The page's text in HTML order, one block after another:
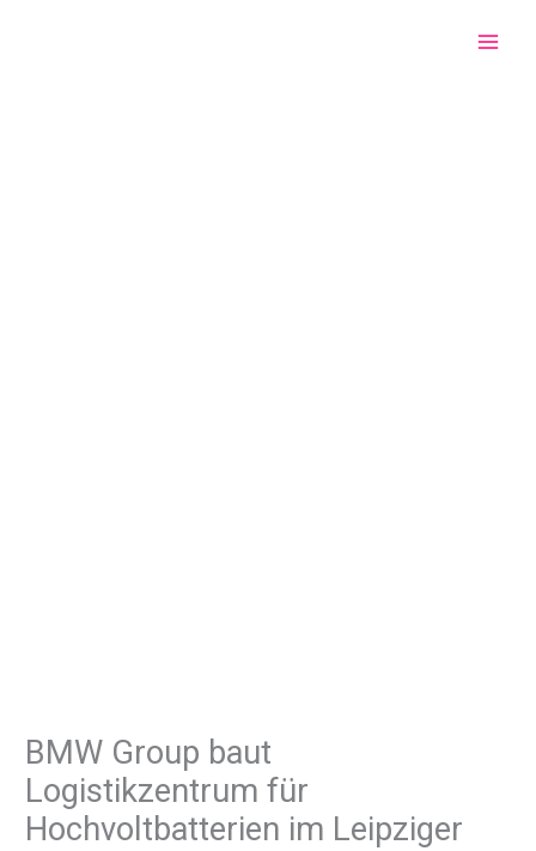
BMW Group baut
Logistikzentrum für
Hochvoltbatterien im Leipziger